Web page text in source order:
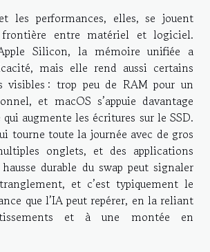
les performances, elles, se jouent
entre matériel et logiciel.
Silicon, la mémoire unifiée a
mais elle rend aussi certains
visibles : trop peu de RAM pour un
et macOS s’appuie davantage
qui augmente les écritures sur le SSD.
tourne toute la journée avec de gros
onglets, et des applications
durable du swap peut signaler
et c’est typiquement le
que l’IA peut repérer, en la reliant
et à une montée en